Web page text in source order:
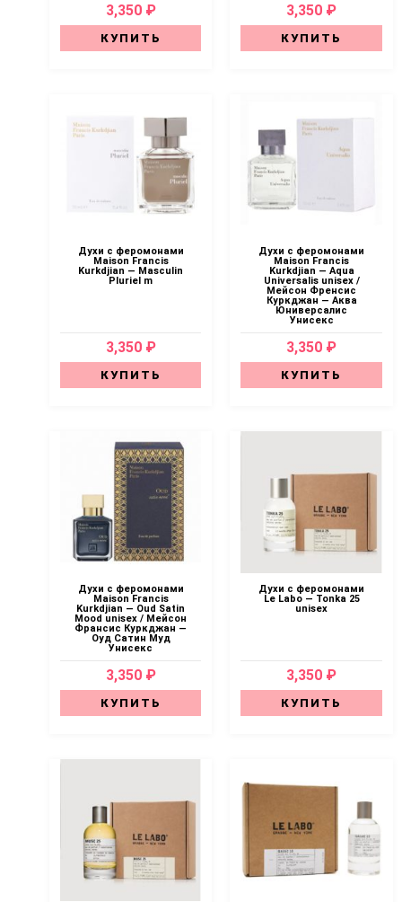
3,350 ₽
КУПИТЬ
3,350 ₽
КУПИТЬ
Духи с феромонами
Maison Francis
Kurkdjian — Masculin
Pluriel m
3,350 ₽
КУПИТЬ
Духи с феромонами
Maison Francis
Kurkdjian — Aqua
Universalis unisex /
Мейсон Френсис
Куркджан — Аква
Юниверсалис
Унисекс
3,350 ₽
КУПИТЬ
Духи с феромонами
Maison Francis
Kurkdjian — Oud Satin
Mood unisex / Мейсон
Франсис Куркджан —
Оуд Сатин Муд
Унисекс
3,350 ₽
КУПИТЬ
Духи с феромонами
Le Labo — Tonka 25
unisex
3,350 ₽
КУПИТЬ